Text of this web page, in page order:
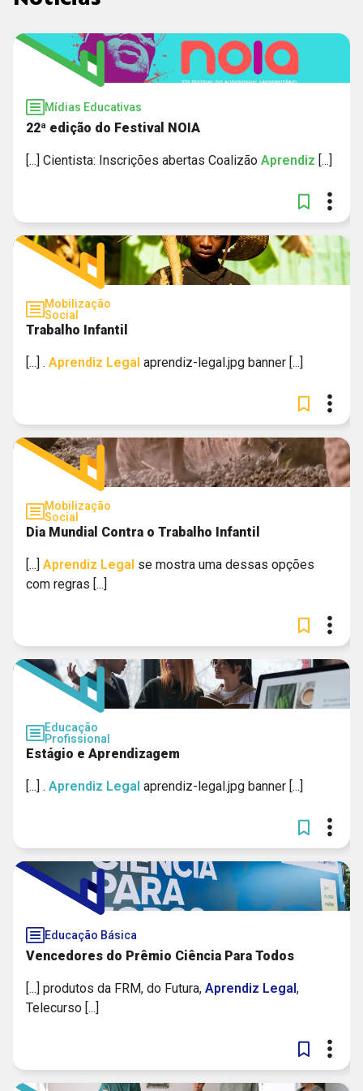
Mídias Educativas
22ª edição do Festival NOIA
[...] Cientista: Inscrições abertas Coalizão Aprendiz [...]
Mobilização
Social
Trabalho Infantil
[...] . Aprendiz Legal aprendiz-legal.jpg banner [...]
Mobilização
Social
Dia Mundial Contra o Trabalho Infantil
[...] Aprendiz Legal se mostra uma dessas opções
com regras [...]
Educação
Profissional
Estágio e Aprendizagem
[...] . Aprendiz Legal aprendiz-legal.jpg banner [...]
Educação Básica
Vencedores do Prêmio Ciência Para Todos
[...] produtos da FRM, do Futura, Aprendiz Legal,
Telecurso [...]